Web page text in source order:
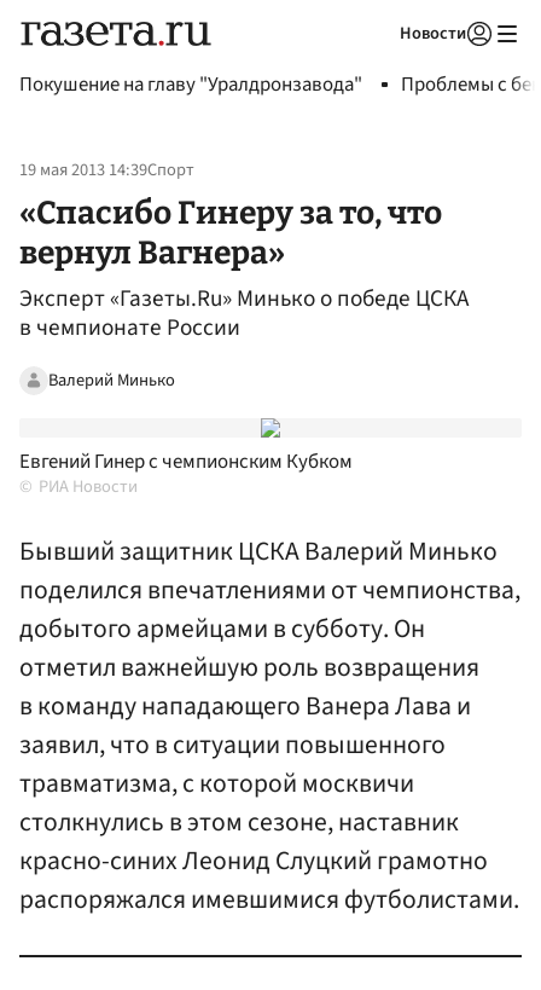
Новости
Покушение на главу "Уралдронзавода" Проблемы с
19 мая 2013 14:39Спорт
«Спасибо Гинеру за то, что
вернул Вагнера»
Эксперт «Газеты.Ru» Минько о победе ЦСКА
в чемпионате России
Валерий Минько
Евгений Гинер с чемпионским Кубком
РИА Новости
Бывший защитник ЦСКА Валерий Минько
поделился впечатлениями от чемпионства,
добытого армейцами в субботу. Он
отметил важнейшую роль возвращения
в команду нападающего Ванера Лава и
заявил, что в ситуации повышенного
травматизма, с которой москвичи
столкнулись в этом сезоне, наставник
красно-синих Леонид Слуцкий грамотно
распоряжался имевшимися футболистами.